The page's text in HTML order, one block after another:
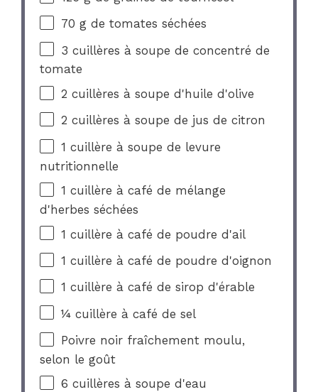
70 g de tomates séchées
3 cuillères à soupe de concentré de
tomate
2 cuillères à soupe d'huile d'olive
2 cuillères à soupe de jus de citron
1 cuillère à soupe de levure
nutritionnelle
1 cuillère à café de mélange
d'herbes séchées
1 cuillère à café de poudre d'ail
1 cuillère à café de poudre d'oignon
1 cuillère à café de sirop d'érable
¼ cuillère à café de sel
Poivre noir fraîchement moulu,
selon le goût
6 cuillères à soupe d'eau